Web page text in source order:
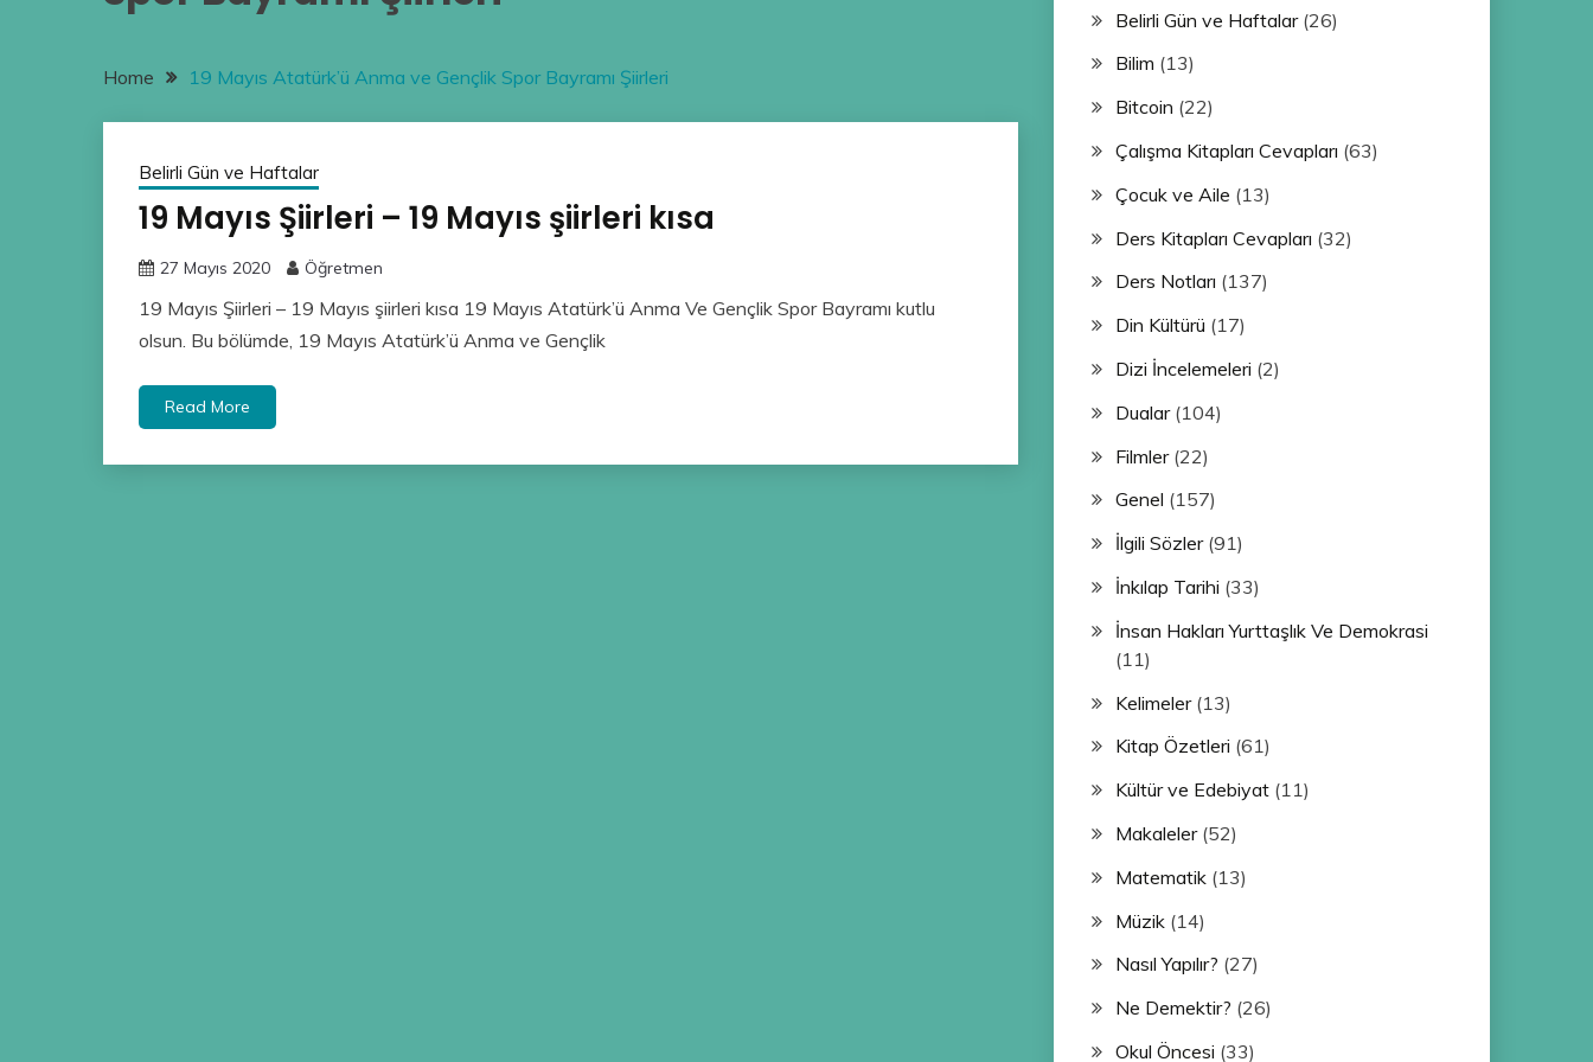
Home 19 Mayıs Atatürk’ü Anma ve Gençlik Spor Bayramı Şiirleri
Belirli Gün ve Haftalar
19 Mayıs Şiirleri – 19 Mayıs şiirleri kısa
27 Mayıs 2020 Öğretmen
19 Mayıs Şiirleri – 19 Mayıs şiirleri kısa 19 Mayıs Atatürk’ü Anma Ve Gençlik Spor Bayramı kutlu
olsun. Bu bölümde, 19 Mayıs Atatürk’ü Anma ve Gençlik
Read More
Belirli Gün ve Haftalar(26)
Bilim (13)
Bitcoin (22)
Çalışma Kitapları Cevapları (63)
Çocuk ve Aile (13)
Ders Kitapları Cevapları (32)
Ders Notları (137)
Din Kültürü (17)
Dizi İncelemeleri (2)
Dualar(104)
Filmler(22)
Genel (157)
İlgili Sözler(91)
İnkılap Tarihi (33)
İnsan Hakları Yurttaşlık Ve Demokrasi
(11)
Kelimeler(13)
Kitap Özetleri (61)
Kültür ve Edebiyat(11)
Makaleler(52)
Matematik(13)
Müzik(14)
Nasıl Yapılır? (27)
Ne Demektir? (26)
Okul Öncesi (33)